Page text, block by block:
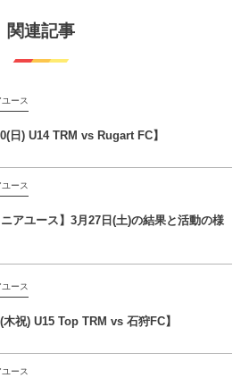
関連記事
ース
日) U14 TRM vs Rugart FC】
ース
ニアユース】3月27日(土)の結果と活動の様
ース
木祝) U15 Top TRM vs 石狩FC】
ース